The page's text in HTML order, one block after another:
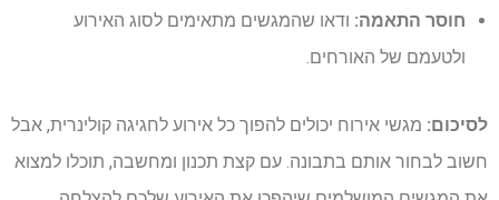
חוסר התאמה: ודאו שהמגשים מתאימים לסוג האירוע
ולטעמם של האורחים.
לסיכום: מגשי אירוח יכולים להפוך כל אירוע לחגיגה קולינרית, אבל
חשוב לבחור אותם בתבונה. עם קצת תכנון ומחשבה, תוכלו למצוא